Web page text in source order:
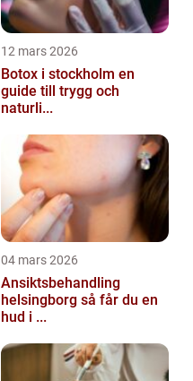
12 mars 2026
Botox i stockholm en
guide till trygg och
naturli...
04 mars 2026
Ansiktsbehandling
helsingborg så får du en
hud i ...